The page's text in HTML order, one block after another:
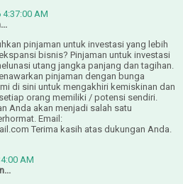
4:37:00 AM
pinjaman untuk investasi yang lebih
bisnis? Pinjaman untuk investasi
utang jangka panjang dan tagihan.
pinjaman dengan bunga
di sini untuk mengakhiri kemiskinan dan
orang memiliki / potensi sendiri.
Anda akan menjadi salah satu
Email:
Terima kasih atas dukungan Anda.
AM